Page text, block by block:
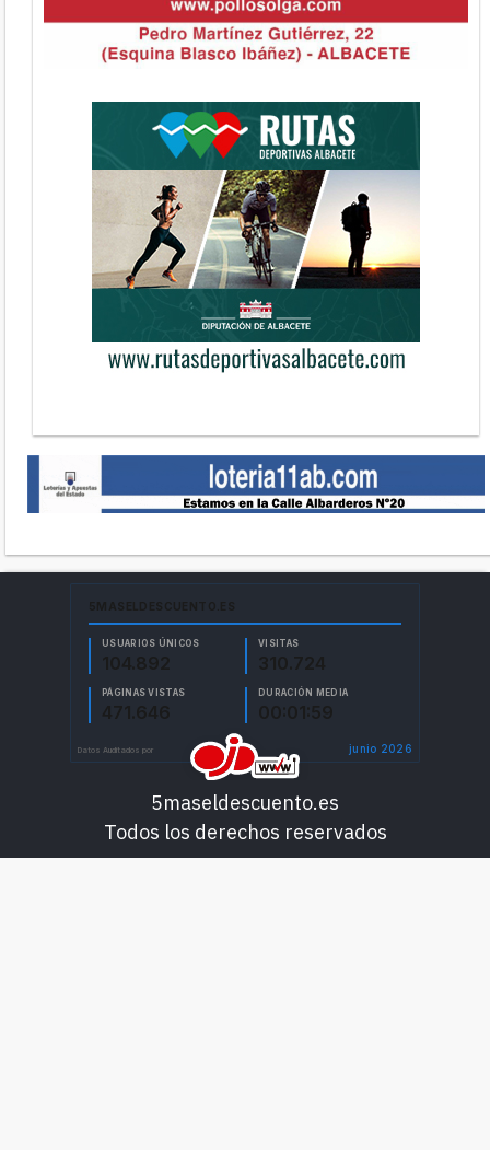
5maseldescuento.es
Todos los derechos reservados